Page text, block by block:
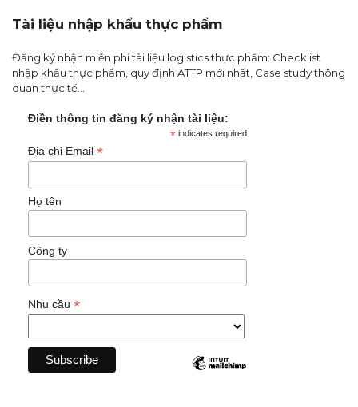
Tài liệu nhập khẩu thực phẩm
Đăng ký nhận miễn phí tài liệu logistics thực phẩm: Checklist
nhập khẩu thực phẩm, quy định ATTP mới nhất, Case study thông
quan thực tế...
Điền thông tin đăng ký nhận tài liệu:
*indicates required
Địa chỉ Email *
Họ tên
Công ty
Nhu cầu *